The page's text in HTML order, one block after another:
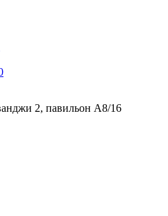
2, павильон А8/16